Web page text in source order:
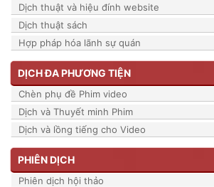
Dịch thuật và hiệu đính website
Dịch thuật sách
Hợp pháp hóa lãnh sự quán
DỊCH ĐA PHƯƠNG TIỆN
Chèn phụ đề Phim video
Dịch và Thuyết minh Phim
Dịch và lồng tiếng cho Video
PHIÊN DỊCH
Phiên dịch hội thảo